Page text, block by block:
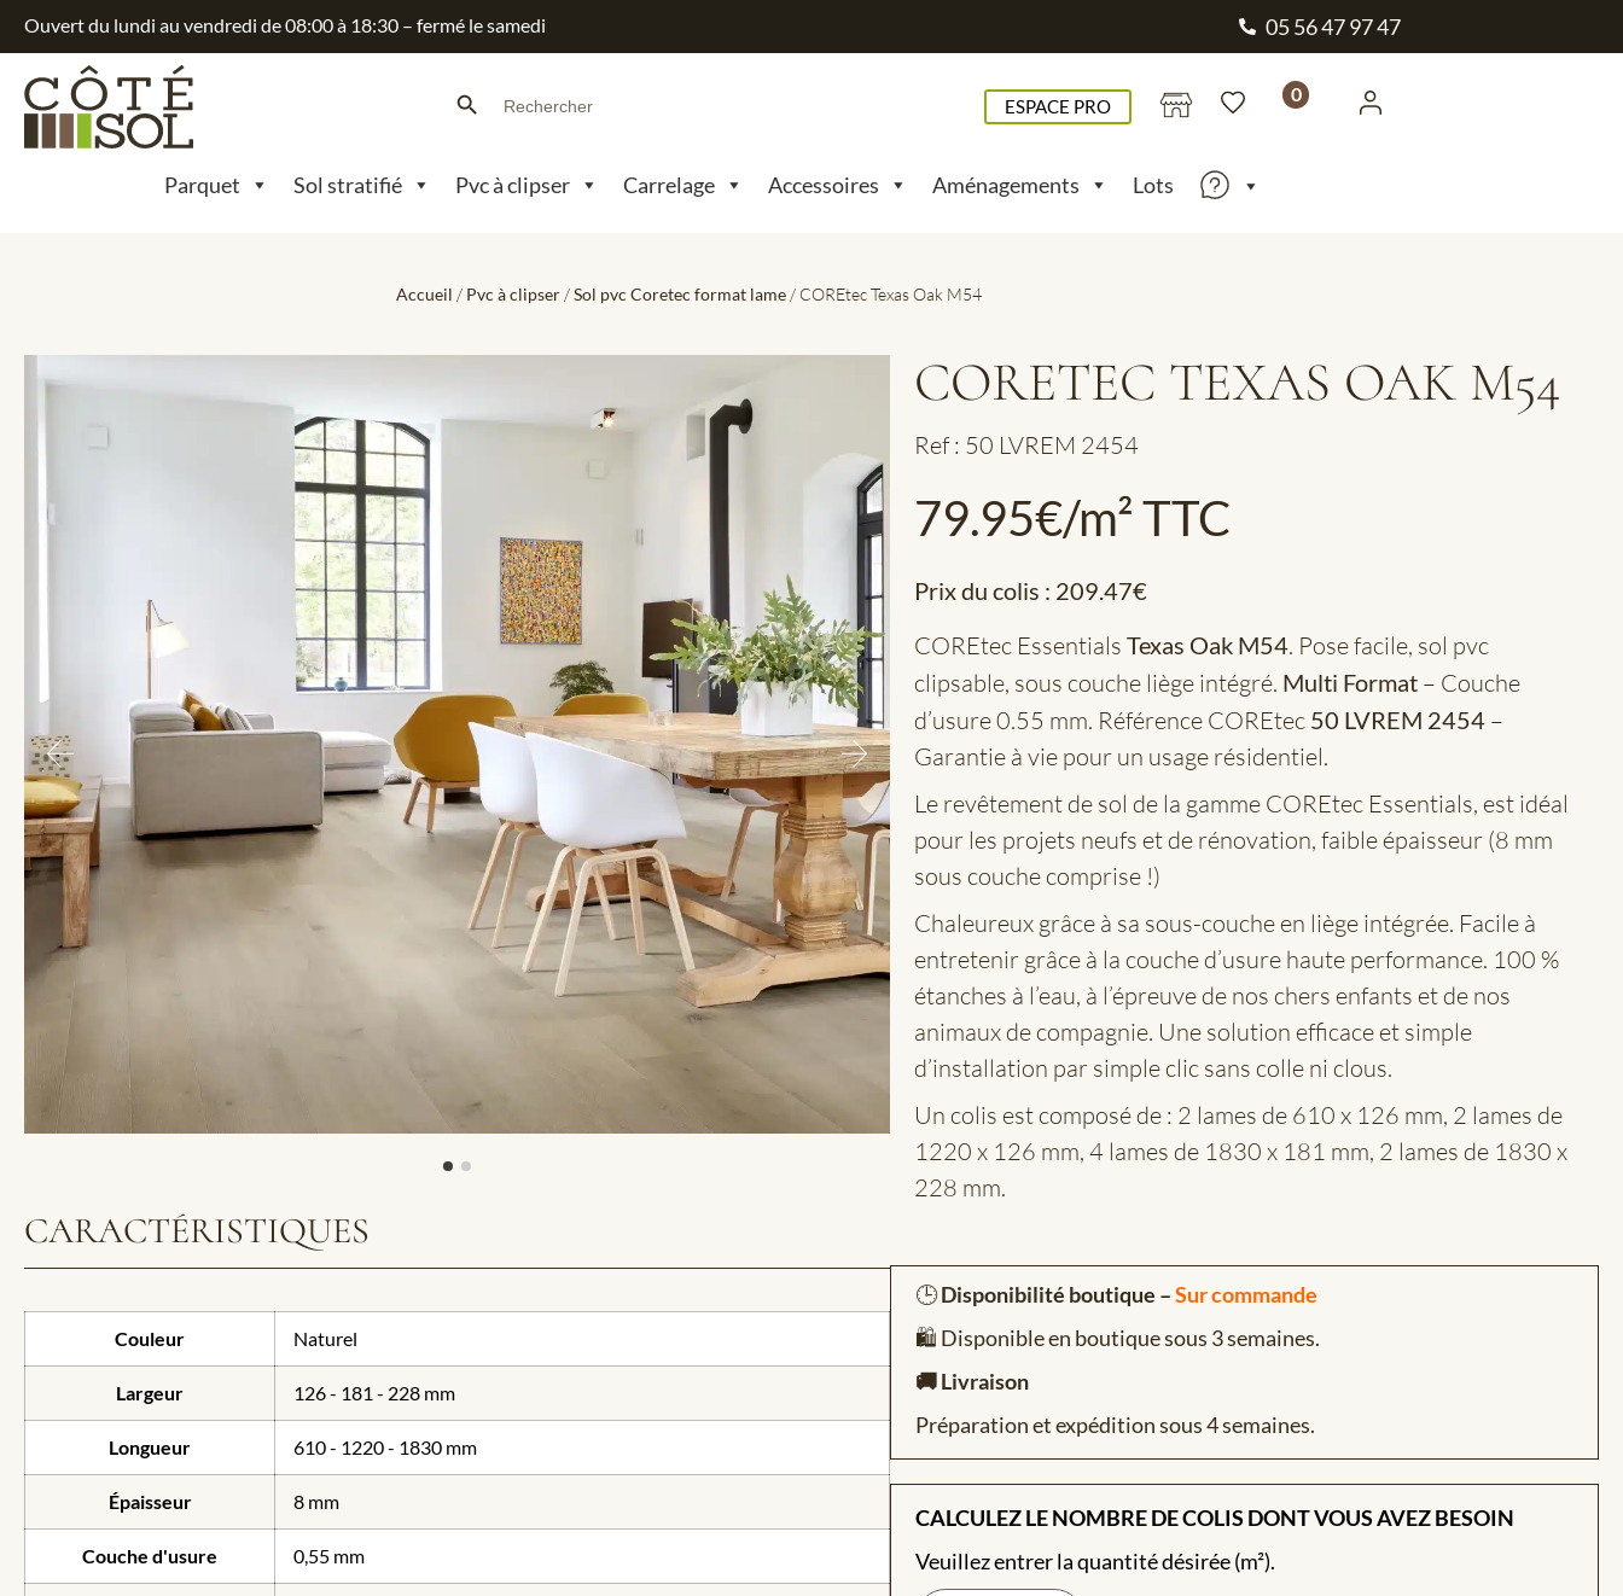
Ouvert du lundi au vendredi de 08:00 à 18:30 – fermé le samedi 05 56 47 97 47
Search
for:
ESPACE PRO
0
Parquet Sol stratifié Pvc à clipser Carrelage Accessoires Aménagements Lots
Accueil / Pvc à clipser/Sol pvc Coretec format lame/ COREtec Texas Oak M54
CARACTÉRISTIQUES
Couleur Naturel
Largeur 126 - 181 - 228 mm
Longueur 610 - 1220 - 1830 mm
Épaisseur 8 mm
Couche d'usure 0,55 mm
CORETEC TEXAS OAK M54
Ref : 50 LVREM 2454
79.95€/m² TTC
Prix du colis : 209.47€
COREtec Essentials Texas Oak M54. Pose facile, sol pvc
clipsable, sous couche liège intégré. Multi Format – Couche
d’usure 0.55 mm. Référence COREtec 50 LVREM 2454 –
Garantie à vie pour un usage résidentiel.
Le revêtement de sol de la gamme COREtec Essentials, est idéal
pour les projets neufs et de rénovation, faible épaisseur (8 mm
sous couche comprise !)
Chaleureux grâce à sa sous-couche en liège intégrée. Facile à
entretenir grâce à la couche d’usure haute performance. 100 %
étanches à l’eau, à l’épreuve de nos chers enfants et de nos
animaux de compagnie. Une solution efficace et simple
d’installation par simple clic sans colle ni clous.
Un colis est composé de : 2 lames de 610 x 126 mm, 2 lames de
1220 x 126 mm, 4 lames de 1830 x 181 mm, 2 lames de 1830 x
228 mm.
🕒Disponibilité boutique –Sur commande
🛍️ Disponible en boutique sous 3 semaines.
🚚 Livraison
Préparation et expédition sous 4 semaines.
CALCULEZ LE NOMBRE DE COLIS DONT VOUS AVEZ BESOIN
Veuillez entrer la quantité désirée (m²).